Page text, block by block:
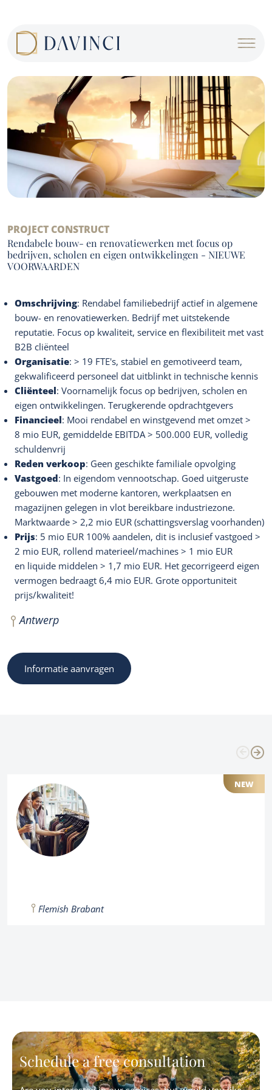
PROJECT CONSTRUCT
Rendabele bouw- en renovatiewerken met focus op
bedrijven, scholen en eigen ontwikkelingen - NIEUWE
VOORWAARDEN
Omschrijving: Rendabel familiebedrijf actief in algemene
bouw- en renovatiewerken. Bedrijf met uitstekende
reputatie. Focus op kwaliteit, service en flexibiliteit met vast
B2B cliënteel
Organisatie: > 19 FTE's, stabiel en gemotiveerd team,
gekwalificeerd personeel dat uitblinkt in technische kennis
Cliënteel: Voornamelijk focus op bedrijven, scholen en
eigen ontwikkelingen. Terugkerende opdrachtgevers
Financieel: Mooi rendabel en winstgevend met omzet >
8 mio EUR, gemiddelde EBITDA > 500.000 EUR, volledig
schuldenvrij
Reden verkoop: Geen geschikte familiale opvolging
Vastgoed: In eigendom vennootschap. Goed uitgeruste
gebouwen met moderne kantoren, werkplaatsen en
magazijnen gelegen in vlot bereikbare industriezone.
Marktwaarde > 2,2 mio EUR (schattingsverslag voorhanden)
Prijs: 5 mio EUR 100% aandelen, dit is inclusief vastgoed >
2 mio EUR, rollend materieel/machines > 1 mio EUR
en liquide middelen > 1,7 mio EUR. Het gecorrigeerd eigen
vermogen bedraagt 6,4 mio EUR. Grote opportuniteit
prijs/kwaliteit!
Antwerp
Informatie aanvragen
Flemish Brabant
NEW
Schedule a free consultation